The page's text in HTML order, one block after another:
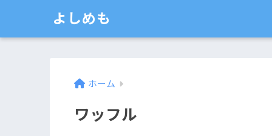
よしめも
ホーム
ワッフル